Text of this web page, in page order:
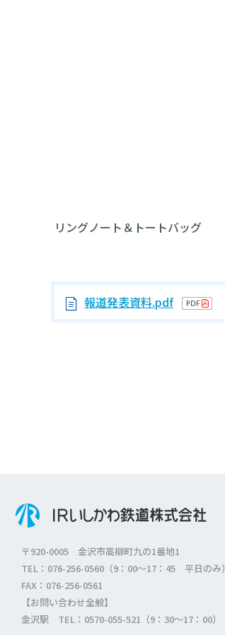
リングノート＆トートバッグ
報道発表資料.pdf
〒920-0005 金沢市高柳町九の1番地1
TEL：076-256-0560（9：00～17：45 平日のみ）
FAX：076-256-0561
【お問い合わせ全般】
金沢駅 TEL：0570-055-521（9：30～17：00）